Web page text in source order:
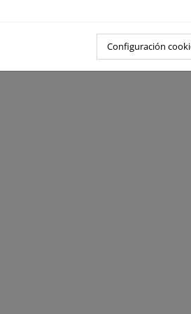
Configuración